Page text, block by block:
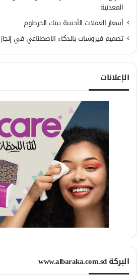
المعدنية
أسعار العملات الأجنبية ببنك الخرطوم
تصميم فيروسات بالذكاء الاصطناعي في
الإعلانات
البركة www.albaraka.com.sd